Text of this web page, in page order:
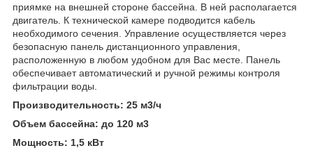
приямке на внешней стороне бассейна. В ней располагается
двигатель. К технической камере подводится кабель
необходимого сечения. Управление осуществляется через
безопасную панель дистанционного управления,
расположенную в любом удобном для Вас месте. Панель
обеспечивает автоматический и ручной режимы контроля
фильтрации воды.
Производительность: 25 м3/ч
Объем бассейна: до 120 м3
Мощность: 1,5 кВт